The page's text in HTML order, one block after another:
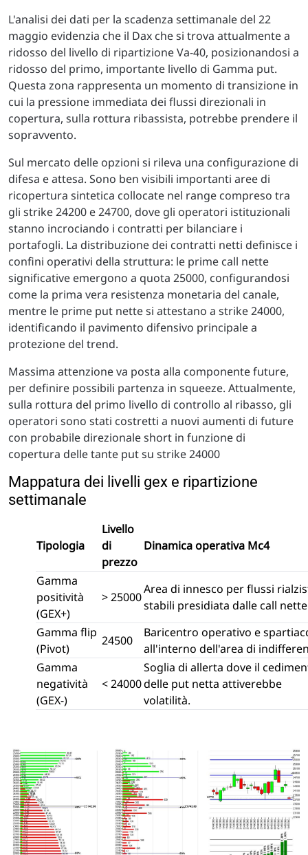
L'analisi dei dati per la scadenza settimanale del 22
maggio evidenzia che il Dax che si trova attualmente a
ridosso del livello di ripartizione Va-40, posizionandosi a
ridosso del primo, importante livello di Gamma put.
Questa zona rappresenta un momento di transizione in
cui la pressione immediata dei flussi direzionali in
copertura, sulla rottura ribassista, potrebbe prendere il
sopravvento.
Sul mercato delle opzioni si rileva una configurazione di
difesa e attesa. Sono ben visibili importanti aree di
ricopertura sintetica collocate nel range compreso tra
gli strike 24200 e 24700, dove gli operatori istituzionali
stanno incrociando i contratti per bilanciare i
portafogli. La distribuzione dei contratti netti definisce i
confini operativi della struttura: le prime call nette
significative emergono a quota 25000, configurandosi
come la prima vera resistenza monetaria del canale,
mentre le prime put nette si attestano a strike 24000,
identificando il pavimento difensivo principale a
protezione del trend.
Massima attenzione va posta alla componente future,
per definire possibili partenza in squeeze. Attualmente,
sulla rottura del primo livello di controllo al ribasso, gli
operatori sono stati costretti a nuovi aumenti di future
con probabile direzionale short in funzione di
copertura delle tante put su strike 24000
Mappatura dei livelli gex e ripartizione
settimanale
Tipologia
Livello
di
prezzo
Dinamica operativa Mc4
Gamma
positività
(GEX+)
> 25000
Area di innesco per flussi
stabili presidiata dalle call
Gamma flip
(Pivot)
24500
Baricentro operativo e
all'interno dell'area di
Gamma
negatività
(GEX-)
< 24000
Soglia di allerta dove il
delle put netta attiverebbe
volatilità.